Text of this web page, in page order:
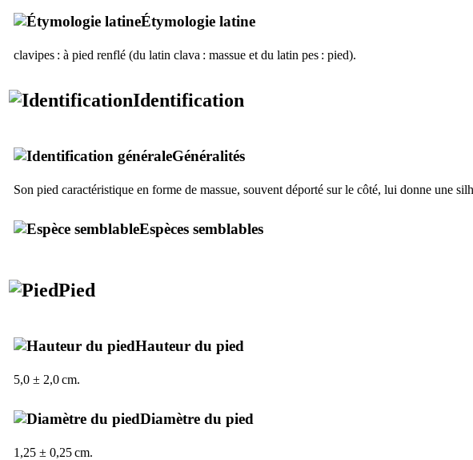
Étymologie latine
clavipes : à pied renflé (du latin clava : massue et du latin pes : pied).
Identification
Généralités
Son pied caractéristique en forme de massue, souvent déporté sur le côté, lui donne une
Espèces semblables
Pied
Hauteur du pied
5,0 ± 2,0 cm.
Diamètre du pied
1,25 ± 0,25 cm.